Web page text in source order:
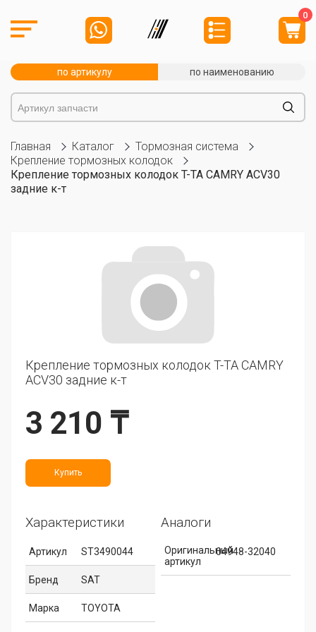
0
по артикулу по наименованию
Главная Каталог
Тормозная система
Крепление тормозных колодок
Крепление тормозных колодок T-TA CAMRY ACV30
задние к-т
Крепление тормозных колодок T-TA CAMRY
ACV30 задние к-т
3 210 ₸
Купить
Характеристики
Артикул ST3490044
Бренд SAT
Марка TOYOTA
Аналоги
Оригинальный
артикул
04948-32040